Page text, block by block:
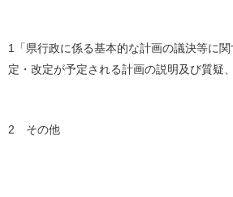
1「県行政に係る基本的な計画の議決等に
定・改定が予定される計画の説明及び質疑
2 その他